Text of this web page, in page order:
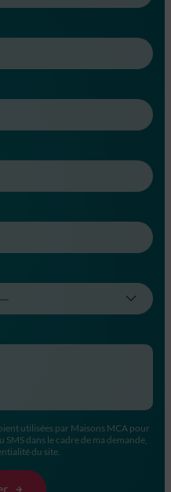
utilisées par Maisons MCA pour
dans le cadre de ma demande,
du site.